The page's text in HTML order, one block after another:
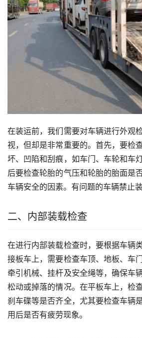
在装运前，我们需要对车辆进行外观
视，但却是非常重要的。首先，要检
坏、凹陷和刮痕，如车门、车轮和车
后要检查轮胎的气压和轮胎的胎面是
车辆安全的因素。有问题的车辆禁止装
二、内部装载检查
在进行内部装载检查时，要根据车辆
接板车上，需要检查车顶、地板、车
牵引机械、挂杆及安全绳等，确保车
松动或掉落的情况。在平板车上，检
刹车碟等是否齐全，尤其要检查车辆
用后是否有疲劳现象。